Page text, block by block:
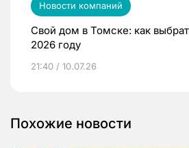
Новости компаний
Свой дом в Томске: как
2026 году
21:40 / 10.07.26
Похожие новости